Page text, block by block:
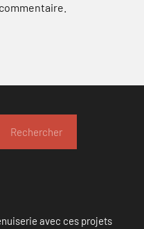
Rechercher
avec ces projets